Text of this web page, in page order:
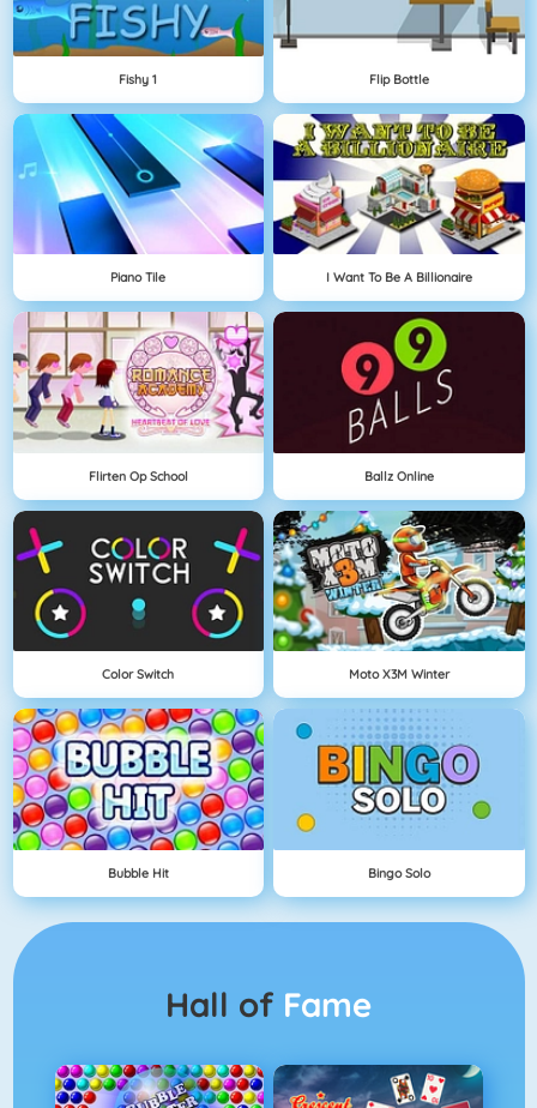
Fishy 1 Flip Bottle
Piano Tile I Want To Be A Billionaire
Flirten Op School Ballz Online
Color Switch Moto X3M Winter
Bubble Hit Bingo Solo
Hall of Fame